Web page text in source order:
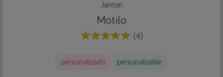
Janton
Motilo
(4)
personalizado personalizable